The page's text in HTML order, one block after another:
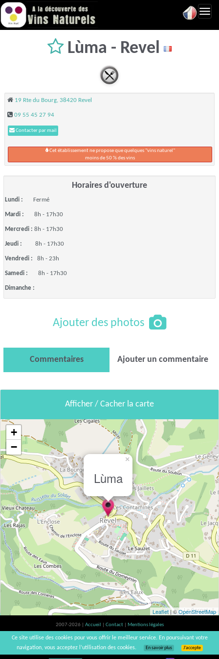
Lùma - Revel
19 Rte du Bourg, 38420 Revel
09 55 45 27 94
Contacter par mail
Cet établissement ne propose que quelques "vins naturel"
moins de 50 % des vins
Horaires d'ouverture
Lundi : Fermé
Mardi : 8h - 17h30
Mercredi : 8h - 17h30
Jeudi : 8h - 17h30
Vendredi : 8h - 23h
Samedi : 8h - 17h30
Dimanche :
Ajouter des photos
Commentaires Ajouter un commentaire
Afficher / Cacher la carte
Lùma
×
+
−
Leaflet | ©OpenStreetMap
2007-2026 | Accueil Contact
Mentions légales
L'abus d'alcool est dangereux pour la santé, à consommer avec modération. |
vinsnaturels | v3.12
Ce site utilise des cookies pour vous offrir le meilleur service. En poursuivant votre
navigation, vous acceptez l’utilisation des cookies.
En savoir plus J’accepte